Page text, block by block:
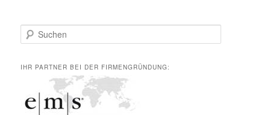
u
h
IHR PARTNER BEI DER FIRMENGRÜNDUNG: